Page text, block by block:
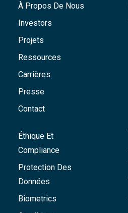
À Propos De Nous
Investors
Projets
Ressources
Carrières
Presse
Contact
Éthique Et
Compliance
Protection Des
Données
Biometrics